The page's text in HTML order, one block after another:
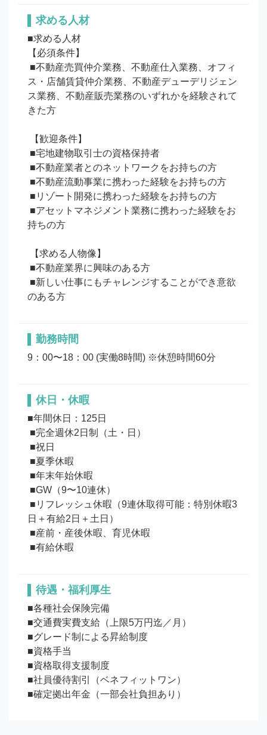
求める人材
■求める人材
【必須条件】
ス・店舗賃貸仲介業務、不動産デューデリジェン
ス業務、不動産販売業務のいずれかを経験されて
きた方
持ちの方
勤務時間
9：00〜18：00 (実働8時間) ※休憩時間60分
休日・休暇
■年間休日：125日
日＋有給2日＋土日）
待遇・福利厚生
■各種社会保険完備
■交通費実費支給（上限5万円迄／月）
■グレード制による昇給制度
■資格手当
■資格取得支援制度
■社員優待割引（ベネフィットワン）
■確定拠出年金（一部会社負担あり）